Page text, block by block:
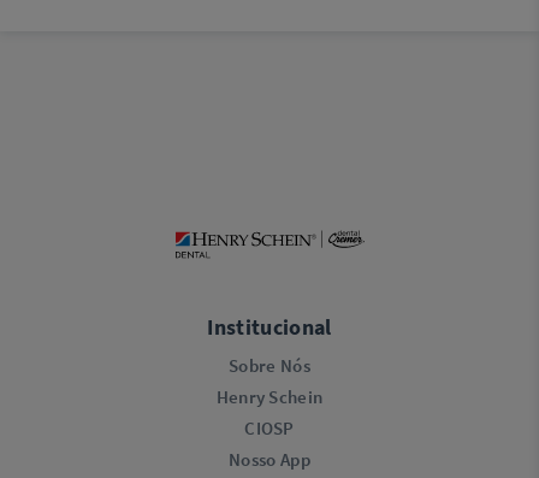
Institucional
Sobre Nós
Henry Schein
CIOSP
Nosso App